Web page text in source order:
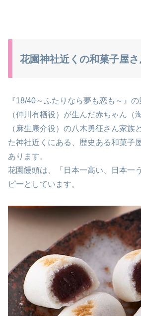
花園神社近くの和菓子屋さ
『18/40～ふたりなら夢も恋も～』
（仲川 有栖役）が生んだ赤ちゃん（
（麻生康介役）の八木勇征さん家族
た神社近くにある、歴史ある和菓子
あります。
花園饅頭は、「日本一高い、日本一
ピーとしています。